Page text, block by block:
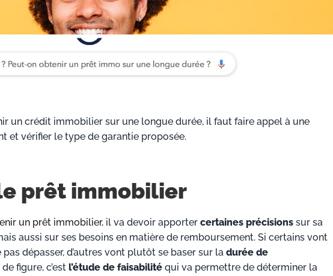
un crédit immobilier sur une longue durée, il faut faire appel à une
et vérifier le type de garantie proposée.
prêt immobilier
un prêt immobilier, il va devoir apporter certaines précisions sur sa
aussi sur ses besoins en matière de remboursement. Si certains vont
pas dépasser, d’autres vont plutôt se baser sur la durée de
figure, c’est l’étude de faisabilité qui va permettre de déterminer la